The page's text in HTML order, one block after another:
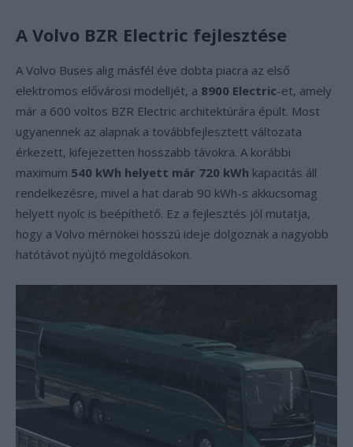
A Volvo BZR Electric fejlesztése
A Volvo Buses alig másfél éve dobta piacra az első
elektromos elővárosi modelljét, a 8900 Electric-et, amely
már a 600 voltos BZR Electric architektúrára épült. Most
ugyanennek az alapnak a továbbfejlesztett változata
érkezett, kifejezetten hosszabb távokra. A korábbi
maximum 540 kWh helyett már 720 kWh kapacitás áll
rendelkezésre, mivel a hat darab 90 kWh-s akkucsomag
helyett nyolc is beépíthető. Ez a fejlesztés jól mutatja,
hogy a Volvo mérnökei hosszú ideje dolgoznak a nagyobb
hatótávot nyújtó megoldásokon.